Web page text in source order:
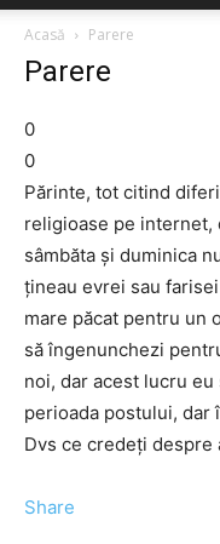
Acasă
Parere
Parere
0
0
Părinte, tot citind
religioase pe internet,
sâmbăta şi duminica
ţineau evrei sau
mare păcat pentru un
să îngenunchezi
noi, dar acest lucru
perioada postului, dar
Dvs ce credeţi despre
Share